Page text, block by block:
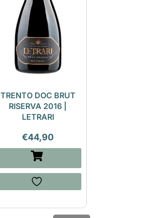
TRENTO DOC BRUT
RISERVA 2016 |
LETRARI
€44,90